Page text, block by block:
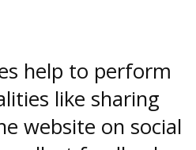
help to perform
like sharing
website on social